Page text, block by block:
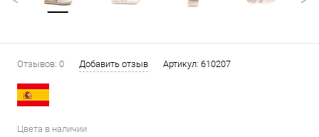
Отзывов: 0 Добавить отзыв Артикул: 610207
Цвета в наличии